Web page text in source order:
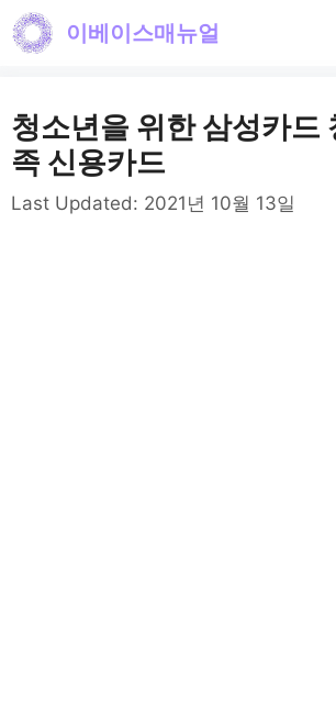
컨
로
건
너
이베이스매뉴얼
청소년을 위한 삼성카드
족 신용카드
Last Updated: 2021년 10월 13일